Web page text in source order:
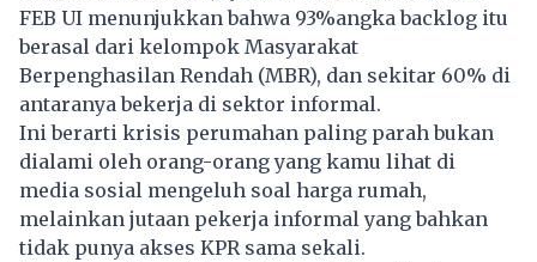
FEB UI menunjukkan bahwa 93%angka backlog itu
berasal dari kelompok Masyarakat
Berpenghasilan Rendah (MBR), dan sekitar 60% di
antaranya bekerja di sektor informal.
Ini berarti krisis perumahan paling parah bukan
dialami oleh orang-orang yang kamu lihat di
media sosial mengeluh soal harga rumah,
melainkan jutaan pekerja informal yang bahkan
tidak punya akses KPR sama sekali.